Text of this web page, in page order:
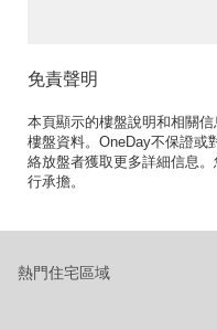
免責聲明
本頁顯示的樓盤說明和相關
樓盤資料。OneDay不保證或
絡放盤者獲取更多詳細信息
行承擔。
熱門住宅區域